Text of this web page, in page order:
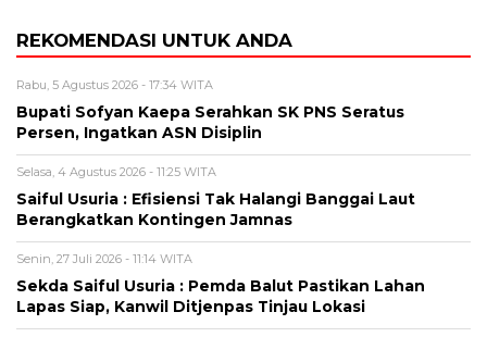
REKOMENDASI UNTUK ANDA
Rabu, 5 Agustus 2026 - 17:34 WITA
Bupati Sofyan Kaepa Serahkan SK PNS Seratus
Persen, Ingatkan ASN Disiplin
Selasa, 4 Agustus 2026 - 11:25 WITA
Saiful Usuria : Efisiensi Tak Halangi Banggai Laut
Berangkatkan Kontingen Jamnas
Senin, 27 Juli 2026 - 11:14 WITA
Sekda Saiful Usuria : Pemda Balut Pastikan Lahan
Lapas Siap, Kanwil Ditjenpas Tinjau Lokasi